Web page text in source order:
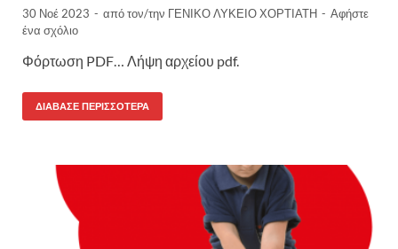
30 Νοέ 2023 - από τον/την ΓΕΝΙΚΟ ΛΥΚΕΙΟ ΧΟΡΤΙΑΤΗ - Αφήστε
ένα σχόλιο
Φόρτωση PDF… Λήψη αρχείου pdf.
ΔΙΆΒΑΣΕ ΠΕΡΙΣΣΌΤΕΡΑ